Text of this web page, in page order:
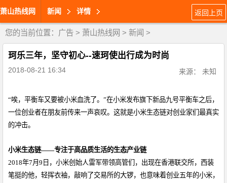
萧山热线网 新闻 详情 返回上页
您的当前位置： 广告 > 萧山热线网 > 新闻 >
珂乐三年，坚守初心--速珂使出行成为时尚
2018-08-21 16:34 来源： 未知
“唉，平衡车又要被小米血洗了。 ”在小米发布旗下新品九号平衡车之后，
一位创业者在朋友前传来一声哀叹。这就是小米生态链对创业家们最真实
的冲击。
小米生态链——专注于高品质生活的生态产业链
2018年7月 9 日，小米创始人雷军带领高管们，出现在香港联交所，西装
笔挺的他，轻挥衣袖，敲响了交易所的大锣，也意味着创业五年的小米，